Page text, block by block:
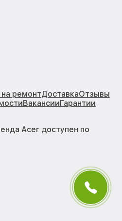
ремонтДоставкаОтзывы
ВакансииГарантии
Acer доступен по